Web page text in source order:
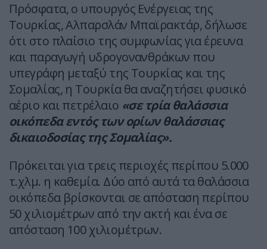
Πρόσφατα, ο υπουργός Ενέργειας της
Τουρκίας, Αλπαρσλάν Μπαϊρακτάρ, δήλωσε
ότι στο πλαίσιο της συμφωνίας για έρευνα
και παραγωγή υδρογονανθράκων που
υπεγράφη μεταξύ της Τουρκίας και της
Σομαλίας, η Τουρκία θα αναζητήσει φυσικό
αέριο και πετρέλαιο «σε τρία θαλάσσια
οικόπεδα εντός των ορίων θαλάσσιας
δικαιοδοσίας της Σομαλίας».
Πρόκειται για τρεις περιοχές περίπου 5.000
τ.χλμ. η καθεμία. Δύο από αυτά τα θαλάσσια
οικόπεδα βρίσκονται σε απόσταση περίπου
50 χιλιομέτρων από την ακτή και ένα σε
απόσταση 100 χιλιομέτρων.